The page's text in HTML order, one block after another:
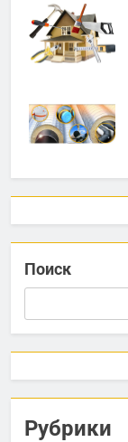
Поиск
Рубрики